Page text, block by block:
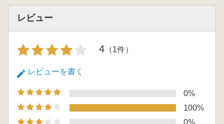
無立飾式蓋形埴輪の形式と変遷(小栗明彦)
石製模造品について(田中晋作)
米国ボストン美術館所蔵伝仁徳天皇陵出土品に
大阪湾岸製塩土器ノート(北山峰生)
割竹形木棺の小口部構造をめぐる問題点(岡林
横穴式石室の空間構造(右島和夫)
レビュー
4 （1件）
レビューを書く
0%
100%
0%